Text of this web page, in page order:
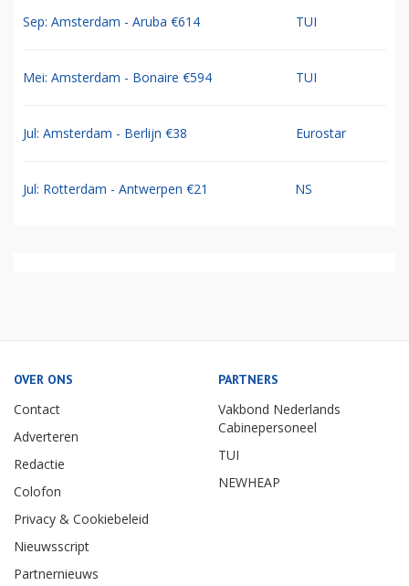
Sep: Amsterdam - Aruba €614 TUI
Mei: Amsterdam - Bonaire €594 TUI
Jul: Amsterdam - Berlijn €38 Eurostar
Jul: Rotterdam - Antwerpen €21 NS
OVER ONS
Contact
Adverteren
Redactie
Colofon
Privacy & Cookiebeleid
Nieuwsscript
Partnernieuws
PARTNERS
Vakbond Nederlands
Cabinepersoneel
TUI
NEWHEAP